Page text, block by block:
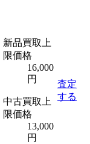
新品買取上
限価格
16,000
円
中古買取上
限価格
13,000
円
査定
する